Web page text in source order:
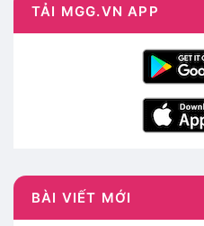
TẢI MGG.VN APP
BÀI VIẾT MỚI